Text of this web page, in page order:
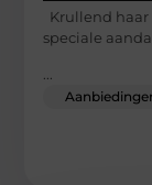
Krullend haar
speciale
...